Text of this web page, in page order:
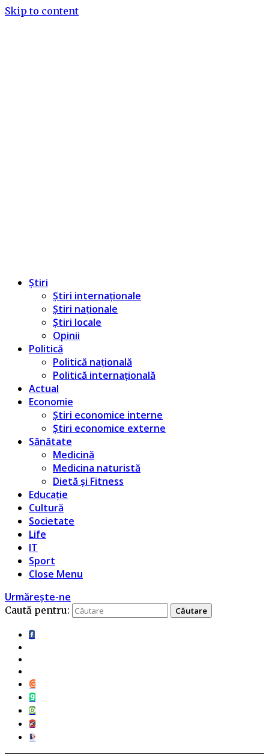
Skip to content
Știri
Știri internaționale
Știri naționale
Știri locale
Opinii
Politică
Politică națională
Politică internațională
Actual
Economie
Știri economice interne
Știri economice externe
Sănătate
Medicină
Medicina naturistă
Dietă și Fitness
Educație
Cultură
Societate
Life
IT
Sport
Close Menu
Urmărește-ne
Caută pentru: